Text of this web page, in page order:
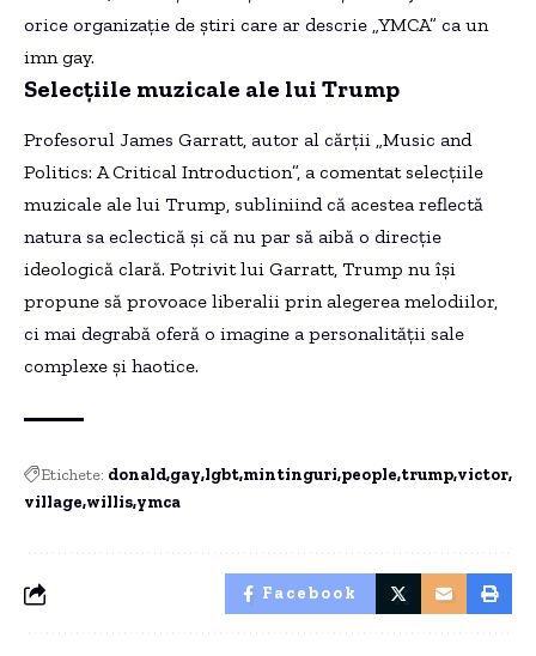
orice organizație de știri care ar descrie „YMCA” ca un
imn gay.
Selecțiile muzicale ale lui Trump
Profesorul James Garratt, autor al cărții „Music and
Politics: A Critical Introduction”, a comentat selecțiile
muzicale ale lui Trump, subliniind că acestea reflectă
natura sa eclectică și că nu par să aibă o direcție
ideologică clară. Potrivit lui Garratt, Trump nu își
propune să provoace liberalii prin alegerea melodiilor,
ci mai degrabă oferă o imagine a personalității sale
complexe și haotice.
Etichete: donald gay lgbt mintinguri people trump victor
village willis ymca
Facebook